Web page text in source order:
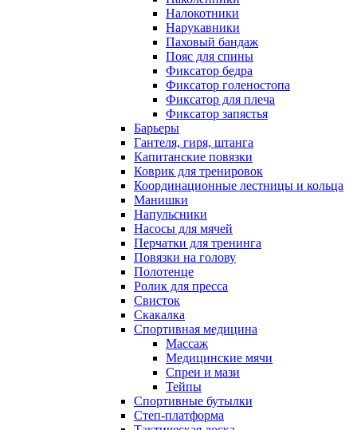
Налокотники
Нарукавники
Паховый бандаж
Пояс для спины
Фиксатор бедра
Фиксатор голеностопа
Фиксатор для плеча
Фиксатор запястья
Барьеры
Гантеля, гиря, штанга
Капитанские повязки
Коврик для тренировок
Координационные лестницы и кольца
Манишки
Напульсники
Насосы для мячей
Перчатки для тренинга
Повязки на голову
Полотенце
Ролик для пресса
Свисток
Скакалка
Спортивная медицина
Массаж
Медицинские мячи
Спреи и мази
Тейпы
Спортивные бутылки
Степ-платформа